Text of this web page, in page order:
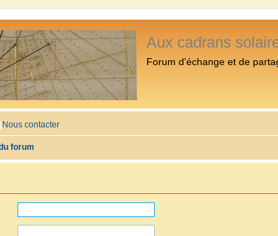
Aux cadrans
Forum d'échange et de
Nous contacter
forum